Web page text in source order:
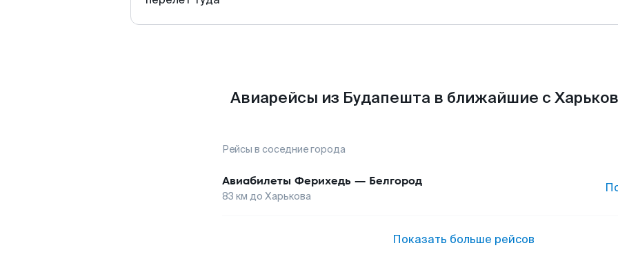
Авиарейсы из Будапешта в ближайшие с
Рейсы в соседние города
Авиабилеты Ферихедь — Белгород
83 км до Харькова
Показать больше рейсов